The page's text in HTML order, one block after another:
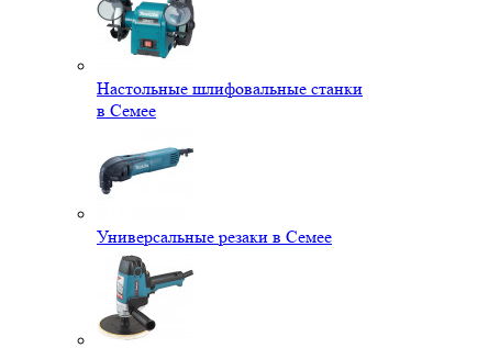
Настольные шлифовальные станки
в Семее
Универсальные резаки в Семее